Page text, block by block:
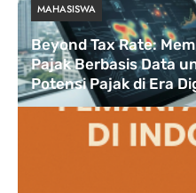
MAHASISWA
Beyond Tax Rate:
Pajak Berbasis Data
Potensi Pajak di Era